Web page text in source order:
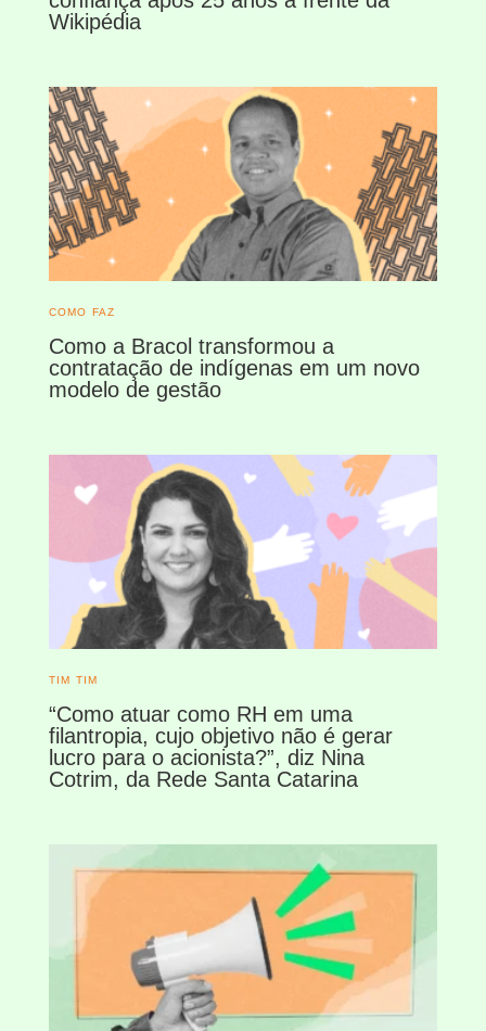
Wikipédia
COMO FAZ
Como a Bracol transformou a
contratação de indígenas em um novo
modelo de gestão
TIM TIM
“Como atuar como RH em uma
filantropia, cujo objetivo não é gerar
lucro para o acionista?”, diz Nina
Cotrim, da Rede Santa Catarina